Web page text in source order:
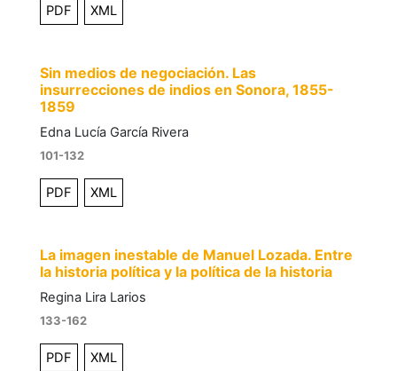
PDF XML
Sin medios de negociación. Las
insurrecciones de indios en Sonora, 1855-
1859
Edna Lucía García Rivera
101-132
PDF XML
La imagen inestable de Manuel Lozada. Entre
la historia política y la política de la historia
Regina Lira Larios
133-162
PDF XML